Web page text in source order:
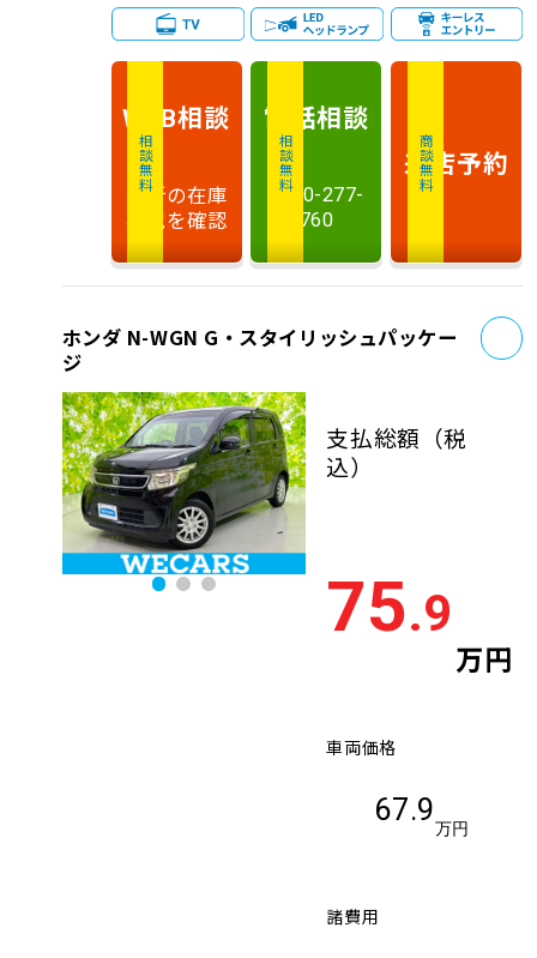
相談無料
WEB相談
最新の在庫
状況を確認
相談無料
電話相談
0120-277-
760
商談無料
来店予約
ホンダ N-WGN G・スタイリッシュパッケー
ジ
支払総額 （税
込）
75.9
万円
車両価格
67.9
万円
諸費用